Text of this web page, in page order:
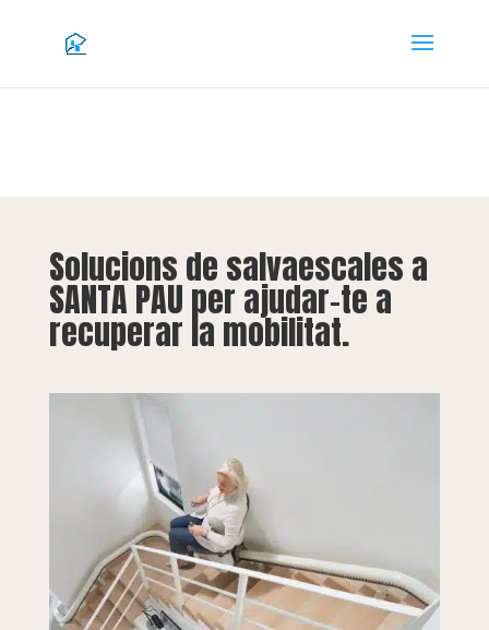
Solucions de salvaescales a
SANTA PAU per ajudar-te a
recuperar la mobilitat.